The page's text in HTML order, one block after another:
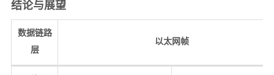
结论与展望
数据链路
层
以太网帧